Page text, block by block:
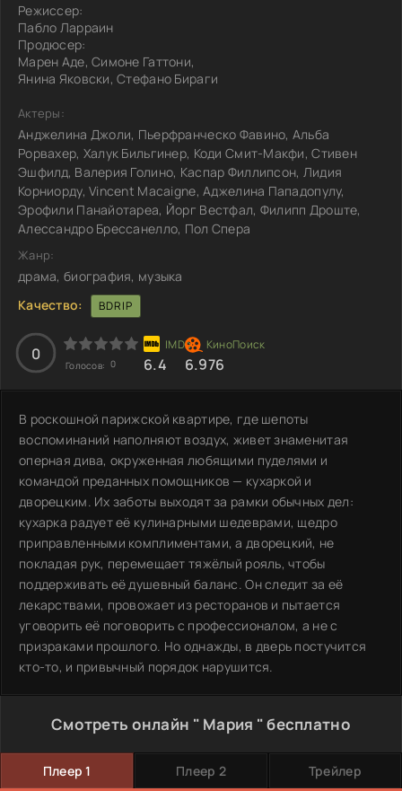
Режиссер:
Пабло Ларраин
Продюсер:
Марен Аде, Симоне Гаттони,
Янина Яковски, Стефано Бираги
Актеры:
Анджелина Джоли, Пьерфранческо Фавино, Альба
Рорвахер, Халук Бильгинер, Коди Смит-Макфи, Стивен
Эшфилд, Валерия Голино, Каспар Филлипсон, Лидия
Корниорду, Vincent Macaigne, Аджелина Пападопулу,
Эрофили Панайотареа, Йорг Вестфал, Филипп Дроште,
Алессандро Брессанелло, Пол Спера
Жанр:
драма, биография, музыка
Качество:
BDRIP
0
Голосов: 0 6.4 6.976
В роскошной парижской квартире, где шепоты
воспоминаний наполняют воздух, живет знаменитая
оперная дива, окруженная любящими пуделями и
командой преданных помощников — кухаркой и
дворецким. Их заботы выходят за рамки обычных дел:
кухарка радует её кулинарными шедеврами, щедро
приправленными комплиментами, а дворецкий, не
покладая рук, перемещает тяжёлый рояль, чтобы
поддерживать её душевный баланс. Он следит за её
лекарствами, провожает из ресторанов и пытается
уговорить её поговорить с профессионалом, а не с
призраками прошлого. Но однажды, в дверь постучится
кто-то, и привычный порядок нарушится.
Смотреть онлайн " Мария " бесплатно
Плеер 1 Плеер 2 Трейлер